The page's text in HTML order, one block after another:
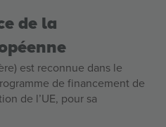
de la
est reconnue dans le
de financement de
de l’UE, pour sa